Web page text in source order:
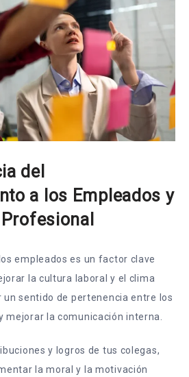
del
a los Empleados y
empleados es un factor clave
la cultura laboral y el clima
sentido de pertenencia entre los
mejorar la comunicación interna.
y logros de tus colegas,
la moral y la motivación